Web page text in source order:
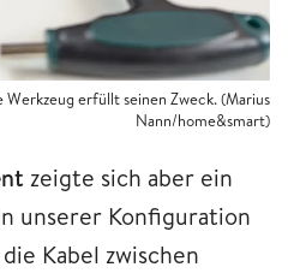
erfüllt seinen Zweck. (Marius
Nann/home&smart)
zeigte sich aber ein
unserer Konfiguration
Kabel zwischen